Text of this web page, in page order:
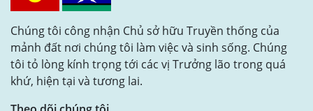
Chúng tôi công nhận Chủ sở hữu Truyền thống của
mảnh đất nơi chúng tôi làm việc và sinh sống. Chúng
tôi tỏ lòng kính trọng tới các vị Trưởng lão trong quá
khứ, hiện tại và tương lai.